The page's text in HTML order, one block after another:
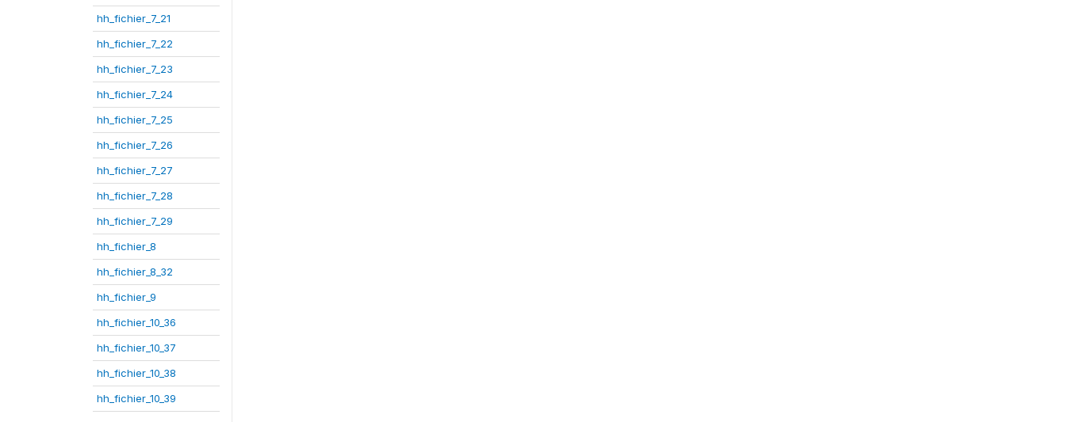
hh_fichier_7_21
hh_fichier_7_22
hh_fichier_7_23
hh_fichier_7_24
hh_fichier_7_25
hh_fichier_7_26
hh_fichier_7_27
hh_fichier_7_28
hh_fichier_7_29
hh_fichier_8
hh_fichier_8_32
hh_fichier_9
hh_fichier_10_36
hh_fichier_10_37
hh_fichier_10_38
hh_fichier_10_39